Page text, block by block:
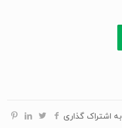
به اشتراک گذاری